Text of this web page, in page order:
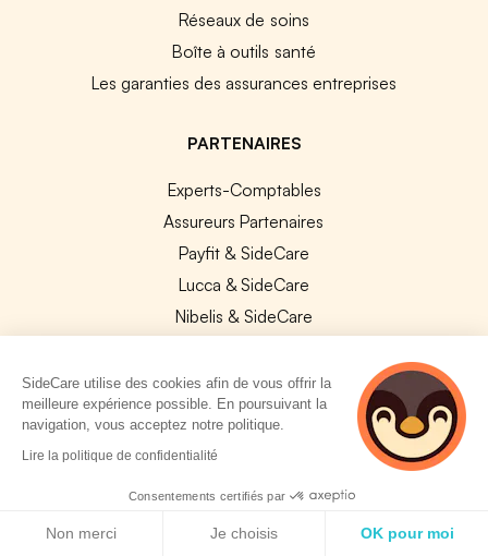
Réseaux de soins
Boîte à outils santé
Les garanties des assurances entreprises
PARTENAIRES
Experts-Comptables
Assureurs Partenaires
Payfit & SideCare
Lucca & SideCare
Nibelis & SideCare
Lianeli & SideCare
API & INTEGRATIONS
API SideCare
Les SIRH / Systèmes de paie connectés
SideCare utilise des cookies afin de vous offrir la
meilleure expérience possible. En poursuivant la
navigation, vous acceptez notre politique.
Lire la politique de confidentialité
Consentements certifiés par
Non merci Je choisis OK pour moi
2 personnes
consultent
actuellement cette